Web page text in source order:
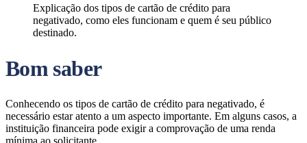
Explicação dos tipos de cartão de crédito para
negativado, como eles funcionam e quem é seu público
destinado.
Bom saber
Conhecendo os tipos de cartão de crédito para negativado, é
necessário estar atento a um aspecto importante. Em alguns casos, a
instituição financeira pode exigir a comprovação de uma renda
mínima ao solicitante.